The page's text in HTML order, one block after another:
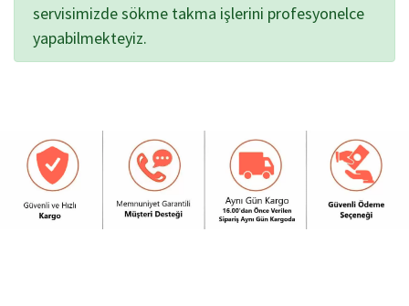
servisimizde sökme takma işlerini profesyonelce
yapabilmekteyiz.